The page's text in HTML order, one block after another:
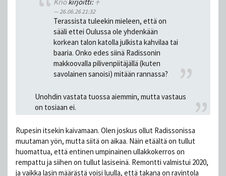
26.06.26 21:32
Terassista tuleekin mieleen, että on
sääli ettei Oulussa ole yhdenkään
korkean talon katolla julkista kahvilaa tai
baaria. Onko edes siinä Radissonin
makkoovalla pilivenpiitäjällä (kuten
savolainen sanoisi) mitään rannassa?
Unohdin vastata tuossa aiemmin, mutta vastaus
on tosiaan ei.
Rupesin itsekin kaivamaan. Olen joskus ollut Radissonissa
muutaman yön, mutta siitä on aikaa. Näin etäältä on tullut
huomattua, että entinen umpinainen ullakkokerros on
rempattu ja siihen on tullut lasiseinä. Remontti valmistui 2020,
ja vaikka lasin määrästä voisi luulla, että takana on ravintola